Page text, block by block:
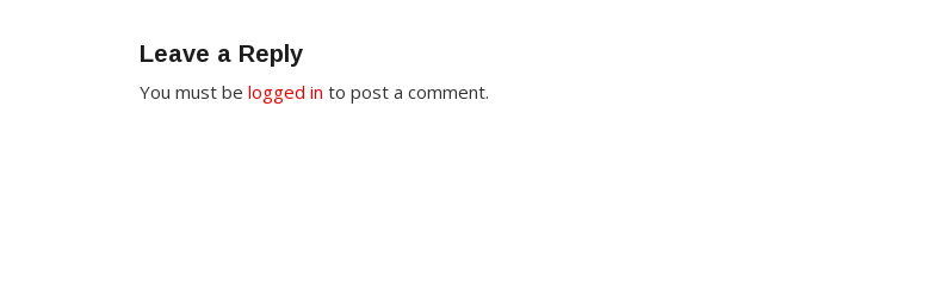
Leave a Reply
You must be logged in to post a comment.